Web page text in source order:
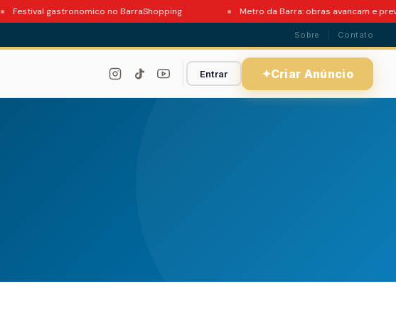
Festival gastronomico no BarraShopping Metro da Barra: obras avancam e
Sobre Contato
Entrar ✦Criar Anúncio